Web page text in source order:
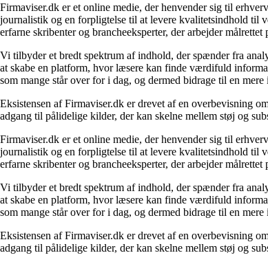
Firmaviser.dk er et online medie, der henvender sig til
journalistik og en forpligtelse til at levere kvalitetsindhold til
erfarne skribenter og brancheeksperter, der arbejder
Vi tilbyder et bredt spektrum af indhold, der spænder fra
at skabe en platform, hvor læsere kan finde værdifuld
som mange står over for i dag, og dermed bidrage til en
Eksistensen af Firmaviser.dk er drevet af en overbevisning
adgang til pålidelige kilder, der kan skelne mellem støj og
Firmaviser.dk er et online medie, der henvender sig til
journalistik og en forpligtelse til at levere kvalitetsindhold til
erfarne skribenter og brancheeksperter, der arbejder
Vi tilbyder et bredt spektrum af indhold, der spænder fra
at skabe en platform, hvor læsere kan finde værdifuld
som mange står over for i dag, og dermed bidrage til en
Eksistensen af Firmaviser.dk er drevet af en overbevisning
adgang til pålidelige kilder, der kan skelne mellem støj og